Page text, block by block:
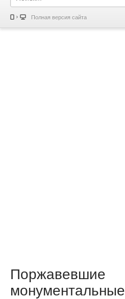
Полная версия сайта
Поржавевшие